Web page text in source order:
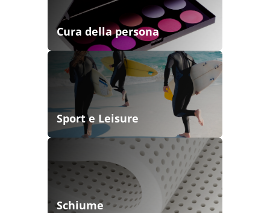
Cura della persona
Sport e Leisure
Schiume